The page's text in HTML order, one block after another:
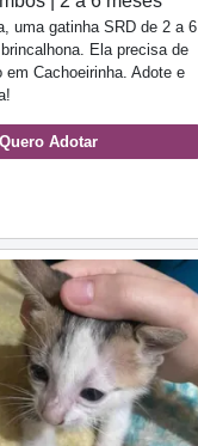
uma gatinha SRD de 2 a 6
Ela precisa de
em Cachoeirinha. Adote e
Quero Adotar